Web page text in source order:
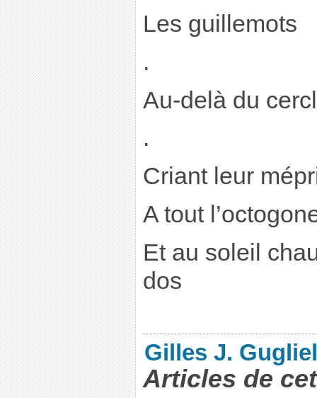
Les guillemots
.
Au-delà du
.
Criant leur
A tout
Et au soleil
dos
Gilles J.
Articles de